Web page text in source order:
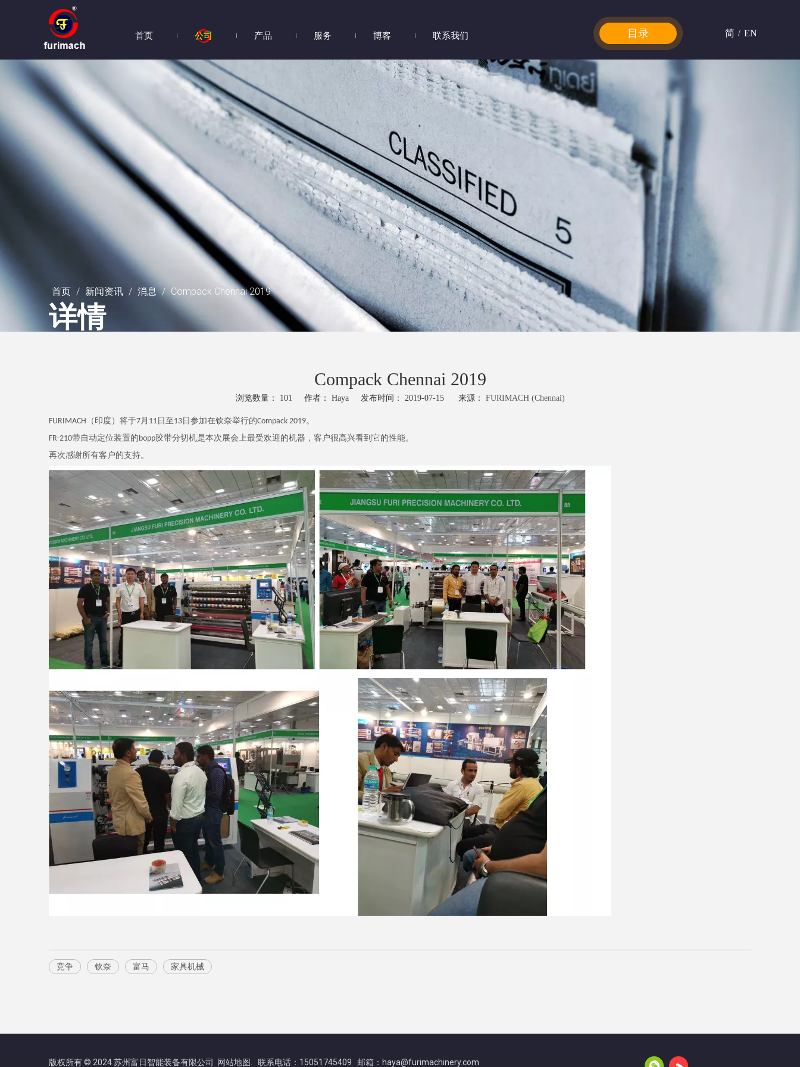
首页 公司 产品 服务 博客 联系我们 目录 简 / EN
首页 / 新闻资讯 / 消息 / Compack Chennai 2019
详情
Compack Chennai 2019
浏览数量： 101 作者： Haya 发布时间： 2019-07-15 来源： FURIMACH (Chennai)
FURIMACH（印度）将于7月11日至13日参加在钦奈举行的Compack 2019。
FR-210带自动定位装置的bopp胶带分切机是本次展会上最受欢迎的机器，客户很高兴看到它的性能。
再次感谢所有客户的支持。
竞争 钦奈 富马 家具机械
版权所有 © 2024 苏州富日智能装备有限公司 网站地图 . 联系电话：15051745409 邮箱：haya@furimachinery.com